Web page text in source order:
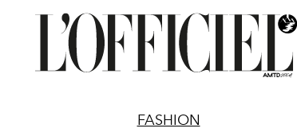
FASHION